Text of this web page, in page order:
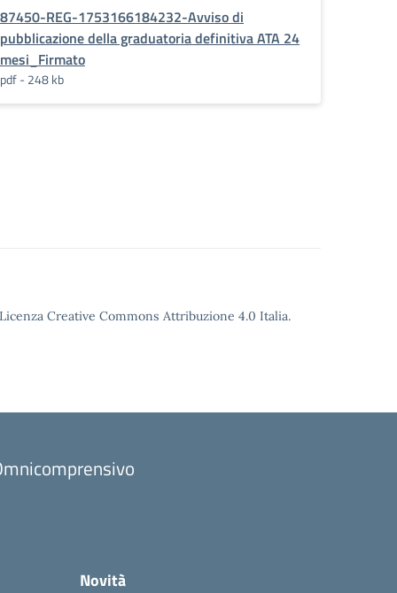
87450-REG-1753166184232-Avviso di
pubblicazione della graduatoria definitiva ATA 24
mesi_Firmato
pdf - 248 kb
Creative Commons Attribuzione 4.0 Italia.
Novità